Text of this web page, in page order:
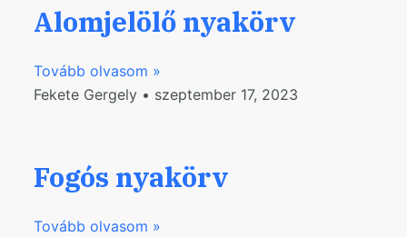
Alomjelölő nyakörv
Tovább olvasom »
Fekete Gergely
szeptember 17, 2023
Fogós nyakörv
Tovább olvasom »